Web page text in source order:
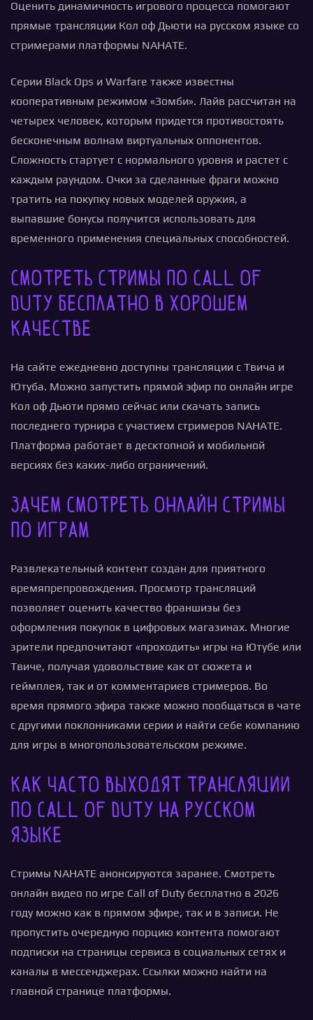
Оценить динамичность игрового процесса помогают
прямые трансляции Кол оф Дьюти на русском языке со
стримерами платформы NAHATE.
Серии Black Ops и Warfare также известны
кооперативным режимом «Зомби». Лайв рассчитан на
четырех человек, которым придется противостоять
бесконечным волнам виртуальных оппонентов.
Сложность стартует с нормального уровня и растет с
каждым раундом. Очки за сделанные фраги можно
тратить на покупку новых моделей оружия, а
выпавшие бонусы получится использовать для
временного применения специальных способностей.
Смотреть стримы по Call of
Duty бесплатно в хорошем
качестве
На сайте ежедневно доступны трансляции с Твича и
Ютуба. Можно запустить прямой эфир по онлайн игре
Кол оф Дьюти прямо сейчас или скачать запись
последнего турнира с участием стримеров NAHATE.
Платформа работает в десктопной и мобильной
версиях без каких-либо ограничений.
Зачем смотреть онлайн стримы
по играм
Развлекательный контент создан для приятного
времяпрепровождения. Просмотр трансляций
позволяет оценить качество франшизы без
оформления покупок в цифровых магазинах. Многие
зрители предпочитают «проходить» игры на Ютубе или
Твиче, получая удовольствие как от сюжета и
геймплея, так и от комментариев стримеров. Во
время прямого эфира также можно пообщаться в чате
с другими поклонниками серии и найти себе компанию
для игры в многопользовательском режиме.
Как часто выходят трансляции
по Call of Duty на русском
языке
Стримы NAHATE анонсируются заранее. Смотреть
онлайн видео по игре Call of Duty бесплатно в 2026
году можно как в прямом эфире, так и в записи. Не
пропустить очередную порцию контента помогают
подписки на страницы сервиса в социальных сетях и
каналы в мессенджерах. Ссылки можно найти на
главной странице платформы.